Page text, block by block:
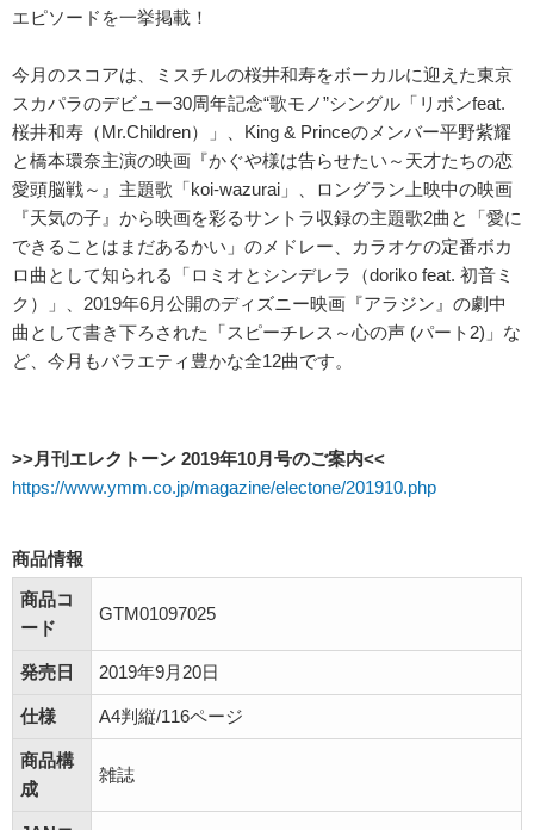
エピソードを一挙掲載！
今月のスコアは、ミスチルの桜井和寿をボーカルに迎えた東京
スカパラのデビュー30周年記念“歌モノ”シングル「リボンfeat.
桜井和寿（Mr.Children）」、King & Princeのメンバー平野紫耀
と橋本環奈主演の映画『かぐや様は告らせたい～天才たちの恋
愛頭脳戦～』主題歌「koi-wazurai」、ロングラン上映中の映画
『天気の子』から映画を彩るサントラ収録の主題歌2曲と「愛に
できることはまだあるかい」のメドレー、カラオケの定番ボカ
ロ曲として知られる「ロミオとシンデレラ（doriko feat. 初音ミ
ク）」、2019年6月公開のディズニー映画『アラジン』の劇中
曲として書き下ろされた「スピーチレス～心の声 (パート2)」な
ど、今月もバラエティ豊かな全12曲です。
>>月刊エレクトーン 2019年10月号のご案内<<
https://www.ymm.co.jp/magazine/electone/201910.php
商品情報
商品コ
ード
GTM01097025
発売日 2019年9月20日
仕様 A4判縦/116ページ
商品構
成
雑誌